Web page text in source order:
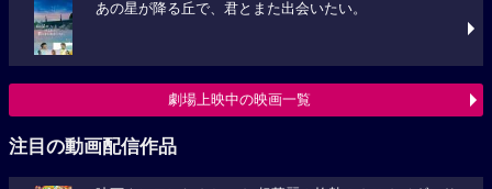
あの星が降る丘で、君とまた出会いたい。
劇場上映中の映画一覧
注目の動画配信作品